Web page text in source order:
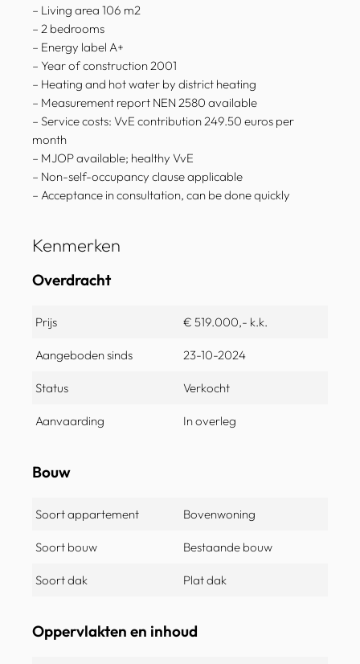
– Living area 106 m2
– 2 bedrooms
– Energy label A+
– Year of construction 2001
– Heating and hot water by district heating
– Measurement report NEN 2580 available
– Service costs: VvE contribution 249.50 euros per
month
– MJOP available; healthy VvE
– Non-self-occupancy clause applicable
– Acceptance in consultation, can be done quickly
Kenmerken
Overdracht
Prijs € 519.000,- k.k.
Aangeboden sinds 23-10-2024
Status Verkocht
Aanvaarding In overleg
Bouw
Soort appartement Bovenwoning
Soort bouw Bestaande bouw
Soort dak Plat dak
Oppervlakten en inhoud